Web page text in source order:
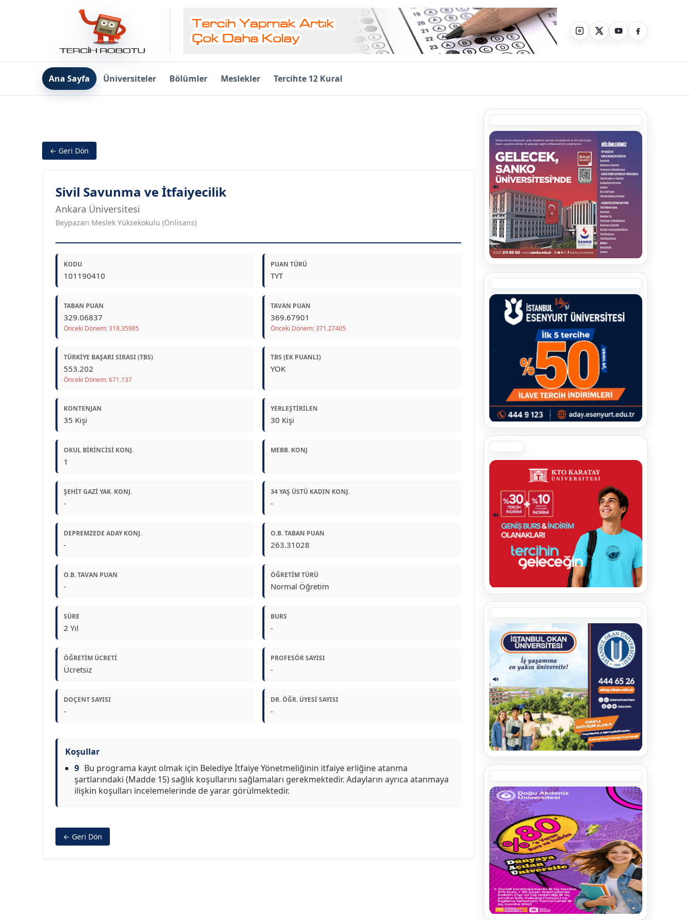
Ana Sayfa Üniversiteler Bölümler Meslekler Tercihte 12 Kural
← Geri Dön
Sivil Savunma ve İtfaiyecilik
Ankara Üniversitesi
Beypazarı Meslek Yüksekokulu (Önlisans)
KODU
101190410
PUAN TÜRÜ
TYT
TABAN PUAN
329.06837
Önceki Dönem: 318.35985
TAVAN PUAN
369.67901
Önceki Dönem: 371.27405
TÜRKIYE BAŞARI SIRASI (TBS)
553.202
Önceki Dönem: 671.137
TBS (EK PUANLI)
YOK
KONTENJAN
35 Kişi
YERLEŞTIRILEN
30 Kişi
OKUL BIRINCISI KONJ.
1
MEBB. KONJ
ŞEHIT GAZI YAK. KONJ.
-
34 YAŞ ÜSTÜ KADIN KONJ.
-
DEPREMZEDE ADAY KONJ.
-
O.B. TABAN PUAN
263.31028
O.B. TAVAN PUAN
-
ÖĞRETIM TÜRÜ
Normal Öğretim
SÜRE
2 Yıl
BURS
-
ÖĞRETIM ÜCRETI
Ücretsiz
PROFESÖR SAYISI
-
DOÇENT SAYISI
-
DR. ÖĞR. ÜYESI SAYISI
-
Koşullar
9 Bu programa kayıt olmak için Belediye İtfaiye Yönetmeliğinin itfaiye erliğine atanma
şartlarındaki (Madde 15) sağlık koşullarını sağlamaları gerekmektedir. Adayların ayrıca atanmaya
ilişkin koşulları incelemelerinde de yarar görülmektedir.
← Geri Dön